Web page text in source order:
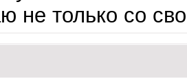
не только со